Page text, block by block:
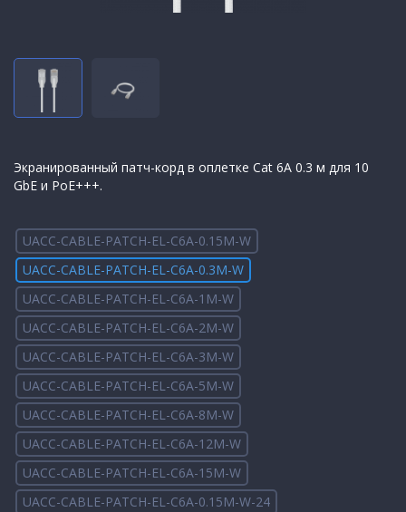
Экранированный патч-корд в оплетке Cat 6A 0.3 м для 10
GbE и PoE+++.
UACC-CABLE-PATCH-EL-C6A-0.15M-W
UACC-CABLE-PATCH-EL-C6A-0.3M-W
UACC-CABLE-PATCH-EL-C6A-1M-W
UACC-CABLE-PATCH-EL-C6A-2M-W
UACC-CABLE-PATCH-EL-C6A-3M-W
UACC-CABLE-PATCH-EL-C6A-5M-W
UACC-CABLE-PATCH-EL-C6A-8M-W
UACC-CABLE-PATCH-EL-C6A-12M-W
UACC-CABLE-PATCH-EL-C6A-15M-W
UACC-CABLE-PATCH-EL-C6A-0.15M-W-24